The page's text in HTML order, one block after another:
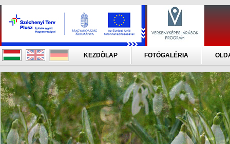
KEZDÕLAP FOTÓGALÉRIA